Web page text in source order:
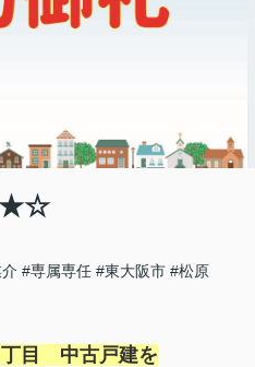
#専属専任 #東大阪市 #松原
丁目 中古戸建を